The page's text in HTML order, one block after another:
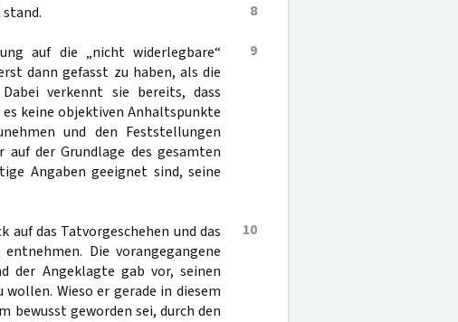
8
9
auf die „nicht widerlegbare“
dann gefasst zu haben, als die
verkennt sie bereits, dass
keine objektiven Anhaltspunkte
und den Feststellungen
der Grundlage des gesamten
Angaben geeignet sind, seine
10
auf das Tatvorgeschehen und das
Die vorangegangene
der Angeklagte gab vor, seinen
Wieso er gerade in diesem
bewusst geworden sei, durch den